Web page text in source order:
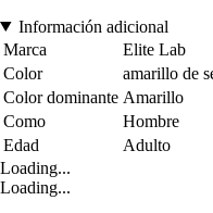
Información adicional
Marca
Elite Lab
Color
amarillo de
Color dominante Amarillo
Como
Hombre
Edad
Adulto
Loading...
Loading...